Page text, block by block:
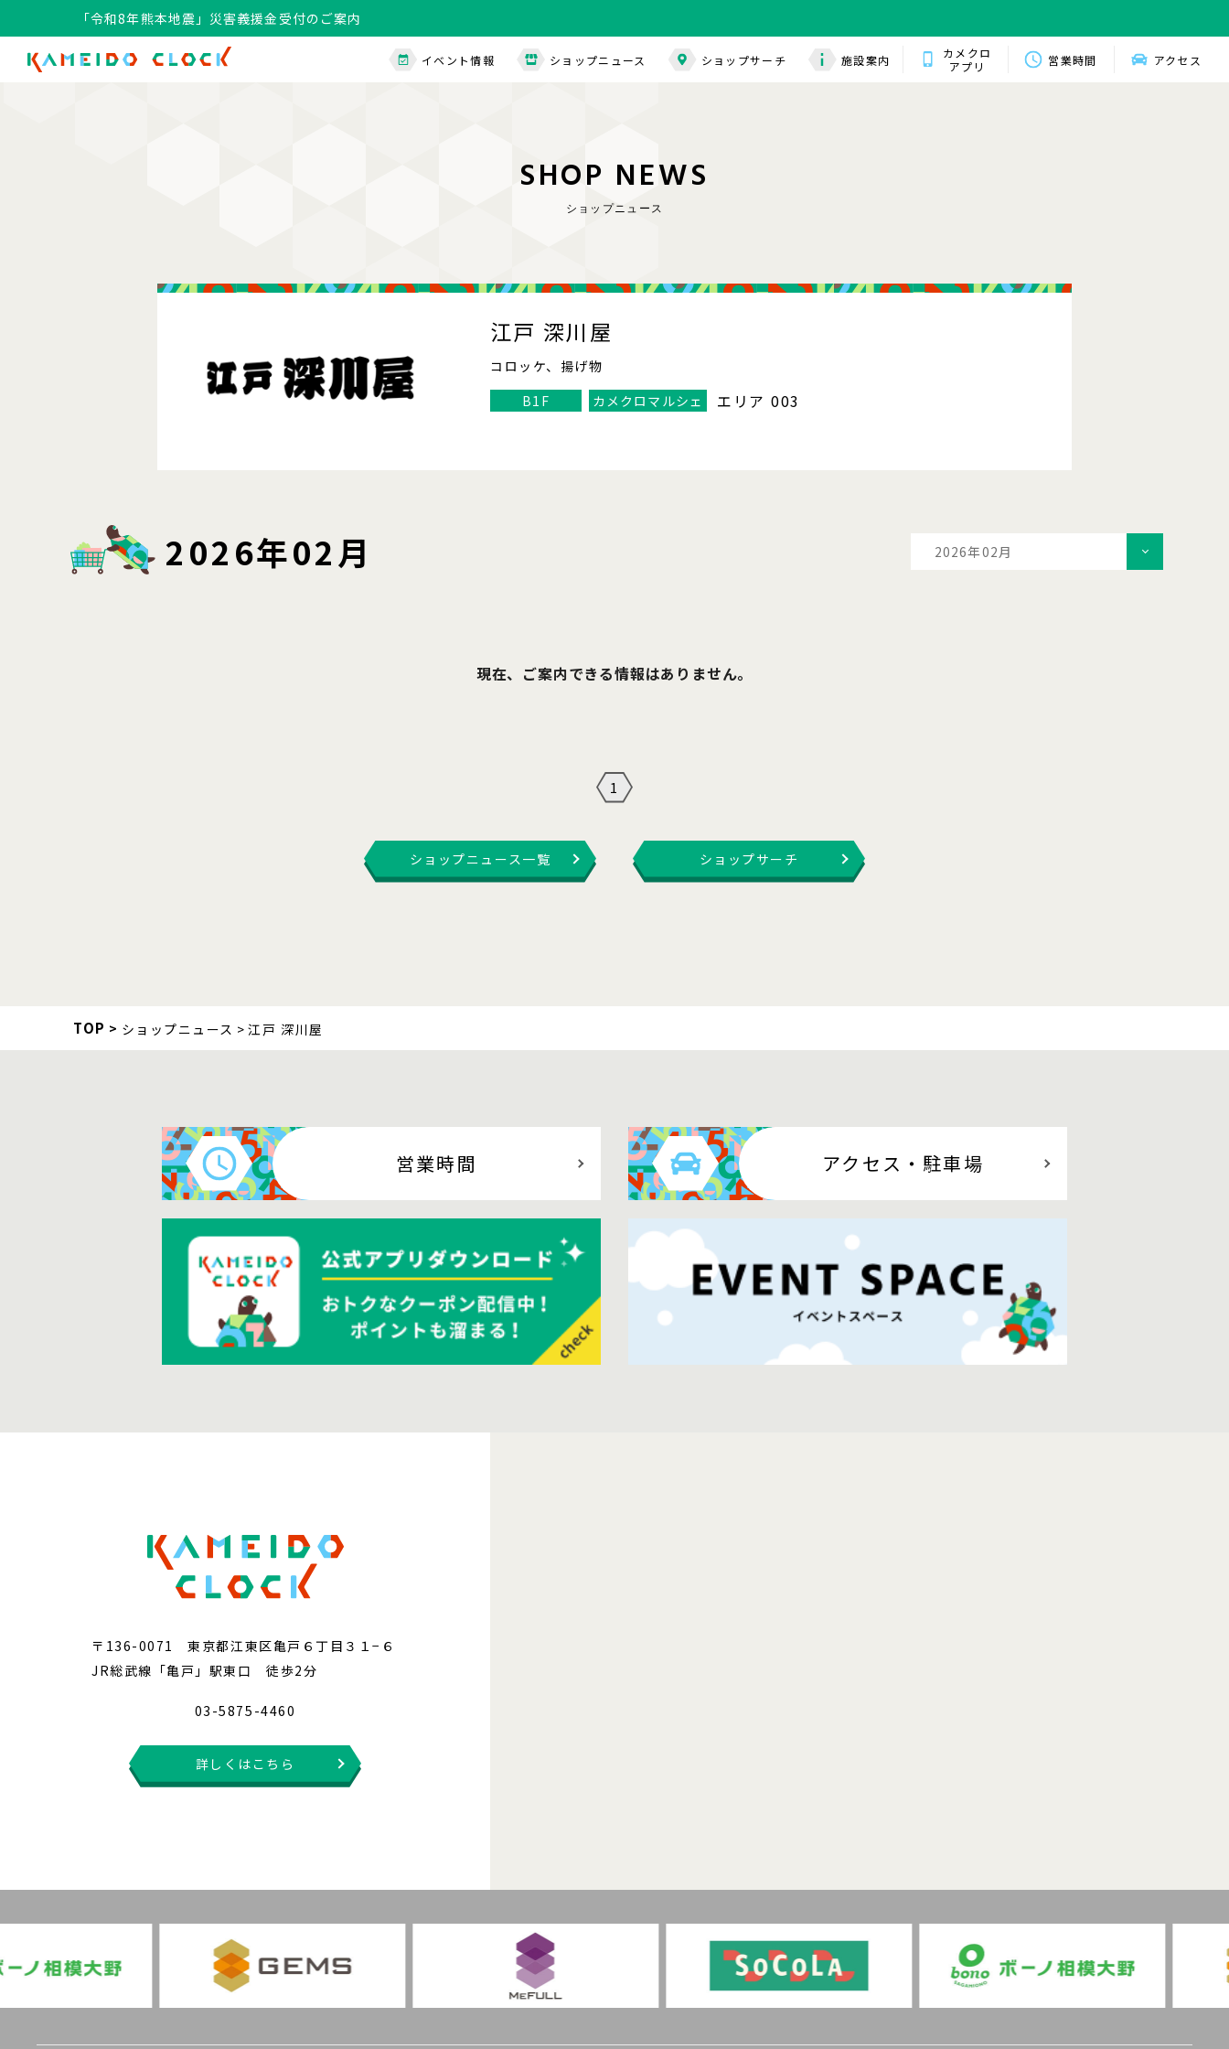
「令和8年熊本地震」災害義援金受付のご案内
イベント情報 ショップニュース ショップサーチ 施設案内
カメクロ
アプリ
営業時間 アクセス
SHOP NEWS
ショップニュース
江戸 深川屋
コロッケ、揚げ物
B1F
カメクロマルシェ エリア 003
2026年02月
2026年02月
現在、ご案内できる情報はありません。
1
ショップニュース一覧 ショップサーチ
TOP ショップニュース 江戸 深川屋
営業時間 アクセス ・駐車場
〒136-0071 東京都江東区亀戸６丁目３１−６
JR総武線「亀戸」駅東口 徒歩2分
03-5875-4460
詳しくはこちら